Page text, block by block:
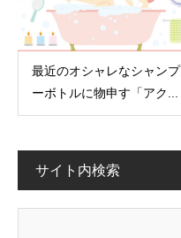
最近のオシャレなシャンプ
ーボトルに物申す「アク...
サイト内検索